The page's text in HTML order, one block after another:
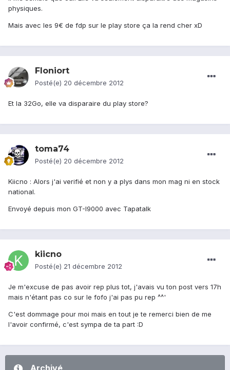
physiques.
Mais avec les 9€ de fdp sur le play store ça la rend cher xD
Floniort
Posté(e) 20 décembre 2012
Et la 32Go, elle va disparaire du play store?
toma74
Posté(e) 20 décembre 2012
Kiicno : Alors j'ai verifié et non y a plys dans mon mag ni en stock
national.
Envoyé depuis mon GT-I9000 avec Tapatalk
kiicno
Posté(e) 21 décembre 2012
Je m'excuse de pas avoir rep plus tot, j'avais vu ton post vers 17h
mais n'étant pas co sur le fofo j'ai pas pu rep ^^'
C'est dommage pour moi mais en tout je te remerci bien de me
l'avoir confirmé, c'est sympa de ta part :D